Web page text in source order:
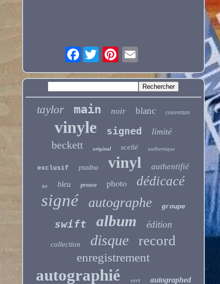
Facebook
taylor main noir blanc couverture
vinyle signed limité
beckett original scellé authentique
exclusif psadna vinyl authentifié
tcr bleu preuve photo dédicacé
signé autographe groupe
swift album édition
collection disque record
enregistrement
autographié vert autographed